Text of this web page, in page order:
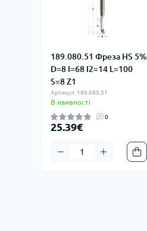
189.080.51 Фреза HS 5%
D=8 I=68 I2=14 L=100
S=8 Z1
Артикул: 189.080.51
В наявності
0
25.39€